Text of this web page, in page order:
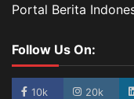
Portal Berita
Follow Us On:
10k 20k